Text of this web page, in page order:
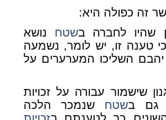
זה כפולה היא:
שטח נושא
טענה זו, יש לומר, נשמעה
השליכו המערערים על
שישמור עבורה על זכויות
גם בשטח שנמכר הלכה